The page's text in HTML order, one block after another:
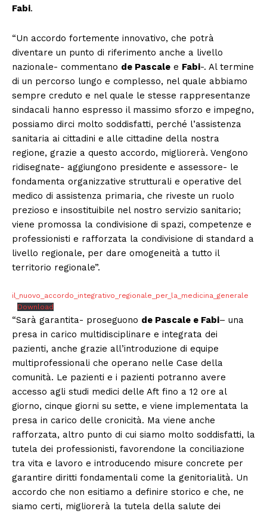
Fabi.
“Un accordo fortemente innovativo, che potrà
diventare un punto di riferimento anche a livello
nazionale- commentano de Pascale e Fabi-. Al termine
di un percorso lungo e complesso, nel quale abbiamo
sempre creduto e nel quale le stesse rappresentanze
sindacali hanno espresso il massimo sforzo e impegno,
possiamo dirci molto soddisfatti, perché l’assistenza
sanitaria ai cittadini e alle cittadine della nostra
regione, grazie a questo accordo, migliorerà. Vengono
ridisegnate- aggiungono presidente e assessore- le
fondamenta organizzative strutturali e operative del
medico di assistenza primaria, che riveste un ruolo
prezioso e insostituibile nel nostro servizio sanitario;
viene promossa la condivisione di spazi, competenze e
professionisti e rafforzata la condivisione di standard a
livello regionale, per dare omogeneità a tutto il
territorio regionale”.
il_nuovo_accordo_integrativo_regionale_per_la_medicina_generale
Download
“Sarà garantita- proseguono de Pascale e Fabi– una
presa in carico multidisciplinare e integrata dei
pazienti, anche grazie all’introduzione di equipe
multiprofessionali che operano nelle Case della
comunità. Le pazienti e i pazienti potranno avere
accesso agli studi medici delle Aft fino a 12 ore al
giorno, cinque giorni su sette, e viene implementata la
presa in carico delle cronicità. Ma viene anche
rafforzata, altro punto di cui siamo molto soddisfatti, la
tutela dei professionisti, favorendone la conciliazione
tra vita e lavoro e introducendo misure concrete per
garantire diritti fondamentali come la genitorialità. Un
accordo che non esitiamo a definire storico e che, ne
siamo certi, migliorerà la tutela della salute dei